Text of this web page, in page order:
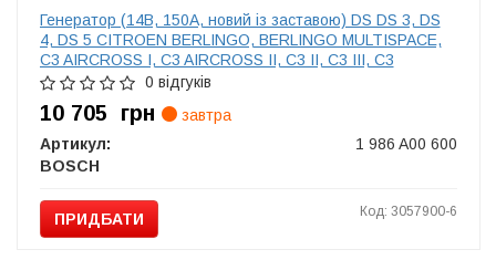
Генератор (14В, 150А, новий із заставою) DS DS 3, DS
4, DS 5 CITROEN BERLINGO, BERLINGO MULTISPACE,
C3 AIRCROSS I, C3 AIRCROSS II, C3 II, C3 III, C3
PICASSO, C4 AIRCROSS 1.4D/1.6D/2.0D 03.06-
0 відгуків
10 705 грн
завтра
Артикул:
1 986 A00 600
BOSCH
ПРИДБАТИ Код: 3057900-6